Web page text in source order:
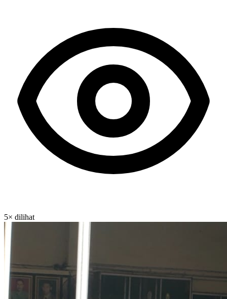
5× dilihat